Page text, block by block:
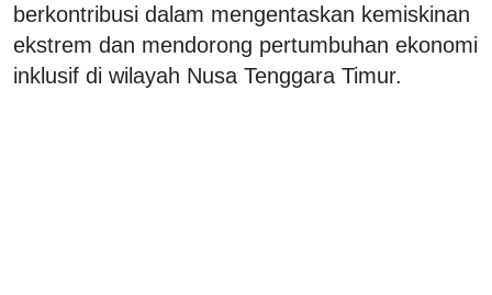
berkontribusi dalam mengentaskan kemiskinan
ekstrem dan mendorong pertumbuhan ekonomi
inklusif di wilayah Nusa Tenggara Timur.